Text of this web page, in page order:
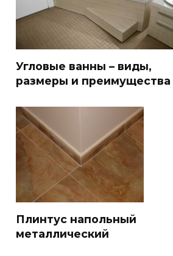
Угловые ванны – виды,
размеры и преимущества
Плинтус напольный
металлический